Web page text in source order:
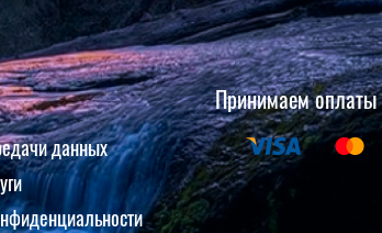
данных
Принимаем оплаты